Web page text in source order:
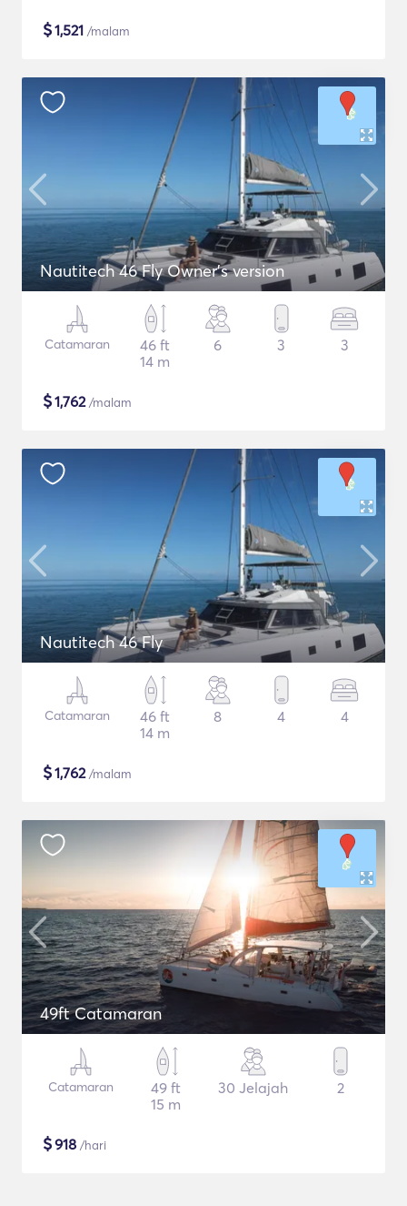
$1,521 /malam
Nautitech 46 Fly Owner's version
Catamaran
46 ft
14 m
6 3 3
$1,762/malam
Nautitech 46 Fly
Catamaran
46 ft
14 m
8 4 4
$1,762/malam
49ft Catamaran
Catamaran
49 ft
15 m
30 Jelajah 2
$918 /hari